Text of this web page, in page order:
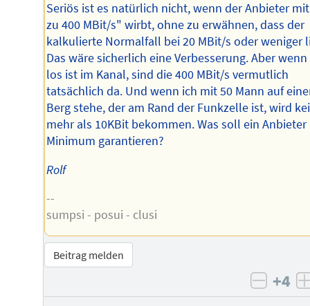
Seriös ist es natürlich nicht, wenn der Anbieter
zu 400 MBit/s" wirbt, ohne zu erwähnen, dass der
kalkulierte Normalfall bei 20 MBit/s oder weniger
Das wäre sicherlich eine Verbesserung. Aber
los ist im Kanal, sind die 400 MBit/s vermutlich
tatsächlich da. Und wenn ich mit 50 Mann auf
Berg stehe, der am Rand der Funkzelle ist, wird
mehr als 10KBit bekommen. Was soll ein Anbieter
Minimum garantieren?
Rolf
--
sumpsi - posui - clusi
Beitrag melden
+4